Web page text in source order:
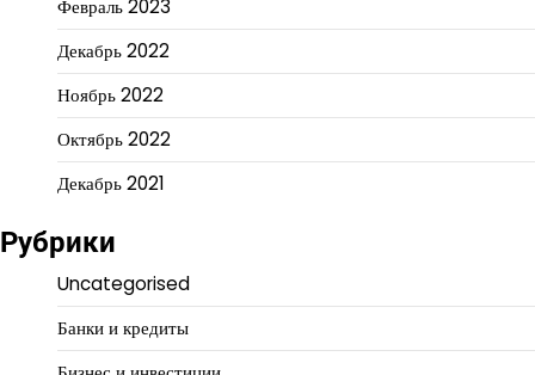
Февраль 2023
Декабрь 2022
Ноябрь 2022
Октябрь 2022
Декабрь 2021
Рубрики
Uncategorised
Банки и кредиты